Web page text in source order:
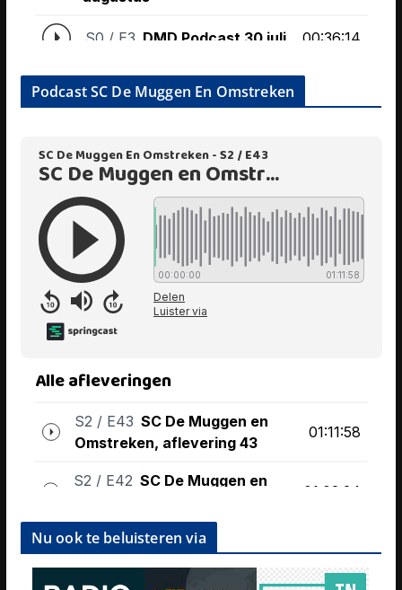
Podcast SC De Muggen En Omstreken
Nu ook te beluisteren via